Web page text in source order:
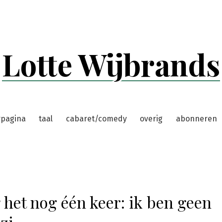
Lotte Wijbrands
taal cabaret/comedy overig abonneren
nog één keer: ik ben geen